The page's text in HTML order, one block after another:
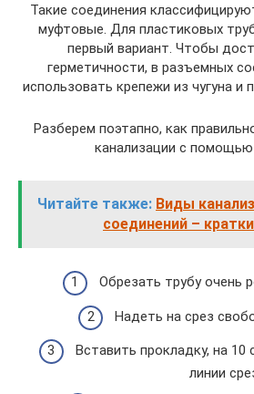
Такие соединения
муфтовые. Для пластиковых
первый вариант. Чтобы
герметичности, в разъемных
использовать крепежи из чугуна и
Разберем поэтапно, как
канализации с
Читайте также: Виды
соединений –
Обрезать трубу очень
Надеть на срез
Вставить прокладку, на
линии